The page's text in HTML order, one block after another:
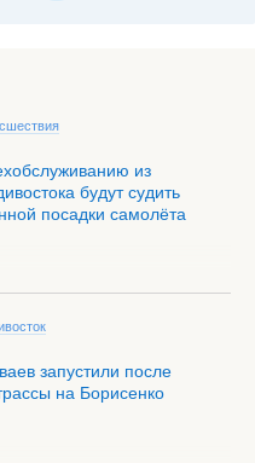
из
будут судить
посадки самолёта
запустили после
на Борисенко